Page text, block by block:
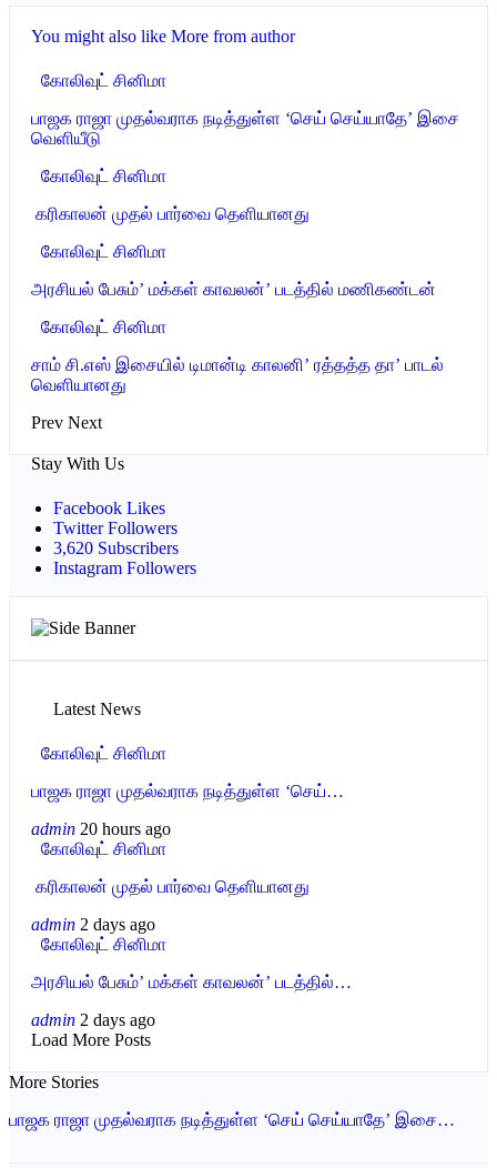
You might also like More from author
கோலிவுட் சினிமா
பாஜக ராஜா முதல்வராக நடித்துள்ள ‘செய் செய்யாதே’ இசை
வெளியீடு
கோலிவுட் சினிமா
‎ கரிகாலன் முதல் பார்வை தெளியானது
கோலிவுட் சினிமா
அரசியல் பேசும்’ மக்கள் காவலன்’ படத்தில் மணிகண்டன்
கோலிவுட் சினிமா
சாம் சி.எஸ் இசையில் டிமான்டி காலனி’ ரத்தத்த தா’ பாடல்
வெளியானது
Prev Next
Stay With Us
Facebook Likes
Twitter Followers
3,620 Subscribers
Instagram Followers
Latest News
கோலிவுட் சினிமா
பாஜக ராஜா முதல்வராக நடித்துள்ள ‘செய்…
admin 20 hours ago
கோலிவுட் சினிமா
‎ கரிகாலன் முதல் பார்வை தெளியானது
admin 2 days ago
கோலிவுட் சினிமா
அரசியல் பேசும்’ மக்கள் காவலன்’ படத்தில்…
admin 2 days ago
Load More Posts
More Stories
பாஜக ராஜா முதல்வராக நடித்துள்ள ‘செய் செய்யாதே’ இசை…